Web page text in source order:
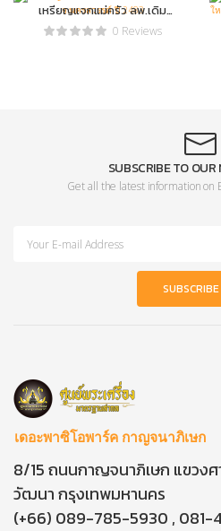
เหรียญแจกแม่ครัว ลพ.เดิม
วัดหนองโพ จ.นครสวรรค์ ปี
0 Reviews
SUBSCRIBE TO OUR
Get all the latest information on
SUBSCRIBE
เดอะพาซิโอพาร์ค กาญจนาภิเษก
8/15 ถนนกาญจนาภิเษก แขวง
วัฒนา กรุงเทพมหานคร
(+66) 089-785-5930 , 081-